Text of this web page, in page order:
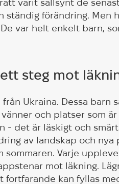
varit sällsynt de
ständig förändring. Men
var helt enkelt barn,
steg mot
Ukraina. Dessa barn
och platser som
- det är läskigt och
av landskap och nya
Varje
mot läkning.
kan fyllas